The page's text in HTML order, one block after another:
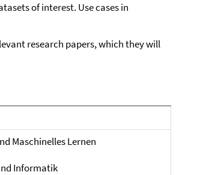
of interest. Use cases in
research papers, which they will
Maschinelles Lernen
Informatik